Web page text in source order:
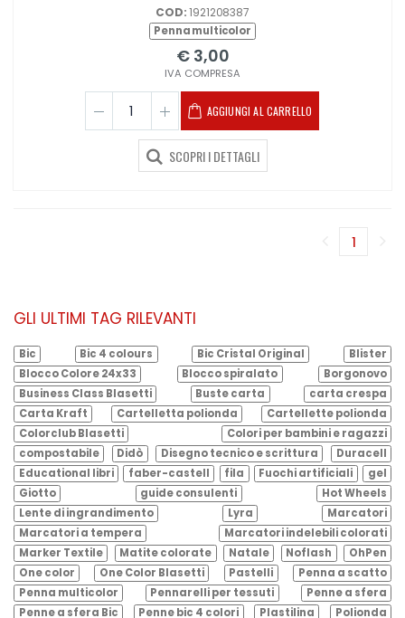
COD:1921208387
Penna multicolor
€ 3,00
IVA COMPRESA
AGGIUNGI AL CARRELLO
SCOPRI I DETTAGLI
1
GLI ULTIMI TAG RILEVANTI
Bic Bic 4 colours Bic Cristal Original
Blister
Blocco Colore 24x33
Blocco spiralato
Borgonovo
Business Class Blasetti
Buste carta
carta crespa
Carta Kraft
Cartelletta polionda
Cartellette polionda
Colorclub Blasetti
Colori per bambini e ragazzi
compostabile
Didò Disegno tecnico e scrittura
Duracell
Educational libri
faber-castell fila Fuochi artificiali
gel
Giotto
guide consulenti
Hot Wheels
Lente di ingrandimento
Lyra
Marcatori
Marcatori a tempera
Marcatori indelebili colorati
Marker Textile
Matite colorate Natale Noflash
OhPen
One color
One Color Blasetti Pastelli
Penna a scatto
Penna multicolor
Pennarelli per tessuti
Penne a sfera
Penne a sfera Bic
Penne bic 4 colori Plastilina
Polionda